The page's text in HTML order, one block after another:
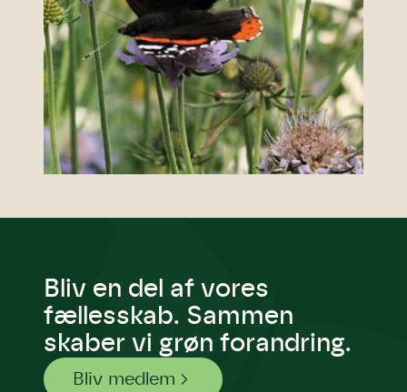
Bliv en del af vores
fællesskab. Sammen
skaber vi grøn forandring.
Bliv medlem